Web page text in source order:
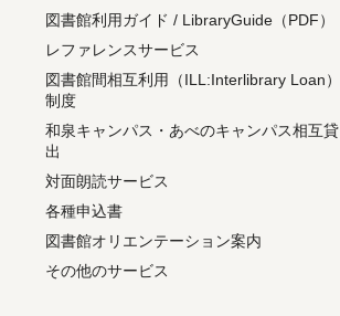
図書館利用ガイド / LibraryGuide（PDF）
レファレンスサービス
図書館間相互利用（ILL:Interlibrary Loan）
制度
和泉キャンパス・あべのキャンパス相互貸
出
対面朗読サービス
各種申込書
図書館オリエンテーション案内
その他のサービス